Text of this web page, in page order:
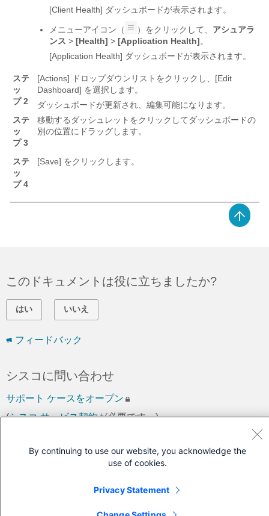
[Client Health] ダッシュボードが表示されます。
メニューアイコン（ ）をクリックして、 アシュアラ
ンス > [Health] > [Application Health]。
[Application Health] ダッシュボードが表示されます。
ステ
ッ
プ 2
[Actions]
ドロップダウンリストをクリックし、[Edit
Dashboard] を選択します。
ダッシュボードが更新され、編集可能になります。
ステ
ッ
プ 3
移動するダッシュレットをクリックしてダッシュボードの
別の位置にドラッグします。
ステ
ッ
プ 4
[Save] をクリックします。
このドキュメントは役に立ちましたか?
はい いいえ
フィードバック
シスコに問い合わせ
サポート ケースをオープン
(シスコ サービス契約が必要です。)
By continuing to use our website, you acknowledge the
use of cookies.
Privacy Statement